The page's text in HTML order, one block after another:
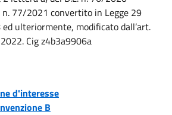
n. 77/2021 convertito in Legge 29
ulteriormente, modificato dall’art.
Cig z4b3a9906a
d'interesse
B